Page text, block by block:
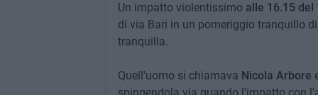
Un impatto violentissimo alle 16.15 del
di via Bari in un pomeriggio tranquillo
tranquilla.
Quell'uomo si chiamava Nicola Arbore